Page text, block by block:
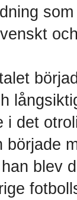
i det
började
blev